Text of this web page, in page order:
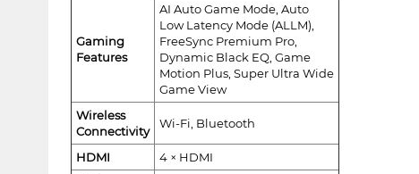
Gaming
Features
AI Auto Game Mode, Auto
Low Latency Mode (ALLM),
FreeSync Premium Pro,
Dynamic Black EQ, Game
Motion Plus, Super Ultra Wide
Game View
Wireless
Connectivity
Wi-Fi, Bluetooth
HDMI
4 × HDMI